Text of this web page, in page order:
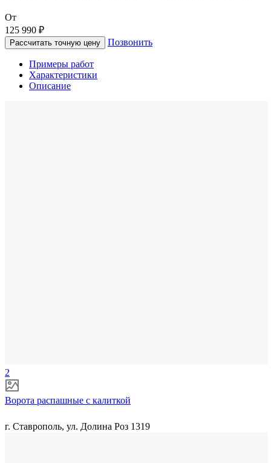
От
125 990 ₽
Рассчитать точную цену Позвонить
Примеры работ
Характеристики
Описание
2
Ворота распашные с калиткой
г. Ставрополь, ул. Долина Роз 1319